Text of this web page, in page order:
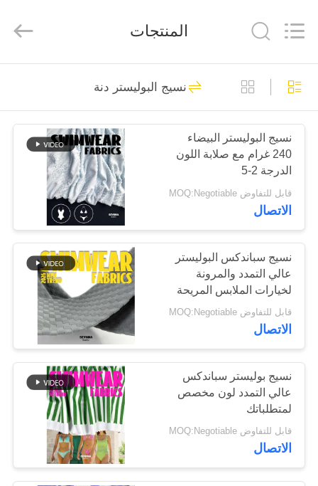
منزل،
بيت
منتجات
عرض
الواقع
الافتراضي
معلومات
جولة
المعمل
مراقبة
الجودة
TEXTILE.
أقمشة الملابس المعاد
تدويرها
313
أقمشة نايلون معاد
تدويرها
150
أقمشة بوليستر معاد
تدويره
117
المنتجات
نسيج البوليستر دنة
نسيج البوليستر البيضاء
240 غرام مع صلابة اللون
الدرجة 2-5
قابل للتفاوض MOQ:Negotiable
الاتصال
نسيج سباندكس البوليستر
عالي التمدد والمرونة
لخيارات الملابس المريحة
قابل للتفاوض MOQ:Negotiable
الاتصال
نسيج بوليستر سباندكس
عالي التمدد لون مخصص
لمتطلباتك
قابل للتفاوض MOQ:Negotiable
الاتصال